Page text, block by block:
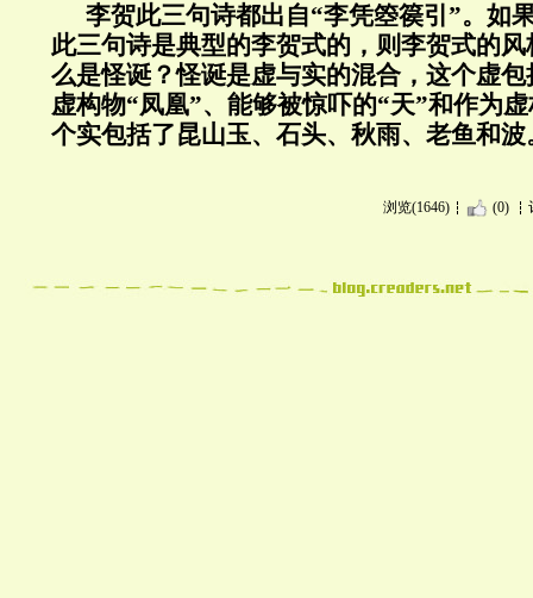
李贺此三句诗都出自“李凭箜篌引”。如
此三句诗是典型的李贺式的，则李贺式的
么是怪诞？怪诞是虚与实的混合，这个虚
虚构物“凤凰”、能够被惊吓的“天”和作为
个实包括了昆山玉、石头、秋雨、老鱼和波
浏览(1646) (0)